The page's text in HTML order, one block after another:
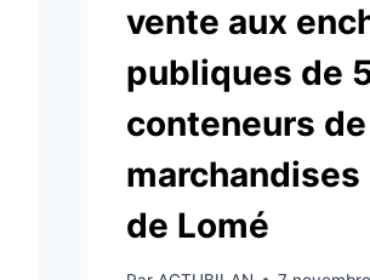
vente aux
publiques de
conteneurs de
marchandises
de Lomé